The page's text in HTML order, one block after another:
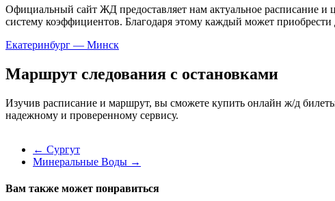
Официальный сайт ЖД предоставляет нам актуальное расписание
систему коэффициентов. Благодаря этому каждый может
Екатеринбург — Минск
Маршрут следования с остановками
Изучив расписание и маршрут, вы сможете купить онлайн ж/д
надежному и проверенному сервису.
← Сургут
Минеральные Воды →
Вам также может понравиться